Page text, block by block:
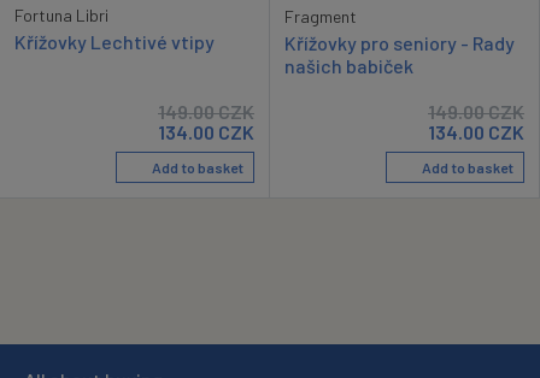
Fortuna Libri
Křížovky Lechtivé vtipy
149.00CZK
134.00 CZK
Add to basket
Fragment
Křížovky pro seniory - Rady
našich babiček
149.00CZK
134.00 CZK
Add to basket